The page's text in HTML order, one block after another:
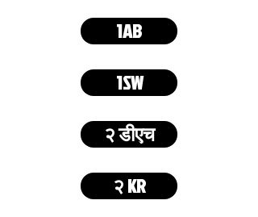
1AB
1SW
२ डीएच
२ KR